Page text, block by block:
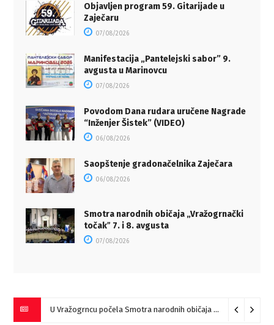
Objavljen program 59. Gitarijade u
Zaječaru
07/08/2026
Manifestacija „Pantelejski sabor” 9.
avgusta u Marinovcu
07/08/2026
Povodom Dana rudara uručene Nagrade
“Inženjer Šistek” (VIDEO)
06/08/2026
Saopštenje gradonačelnika Zaječara
06/08/2026
Smotra narodnih običaja „Vražogrnački
točakˮ 7. i 8. avgusta
07/08/2026
U Vražogrncu počela Smotra narodnih običaja „Vražogrnački točak“